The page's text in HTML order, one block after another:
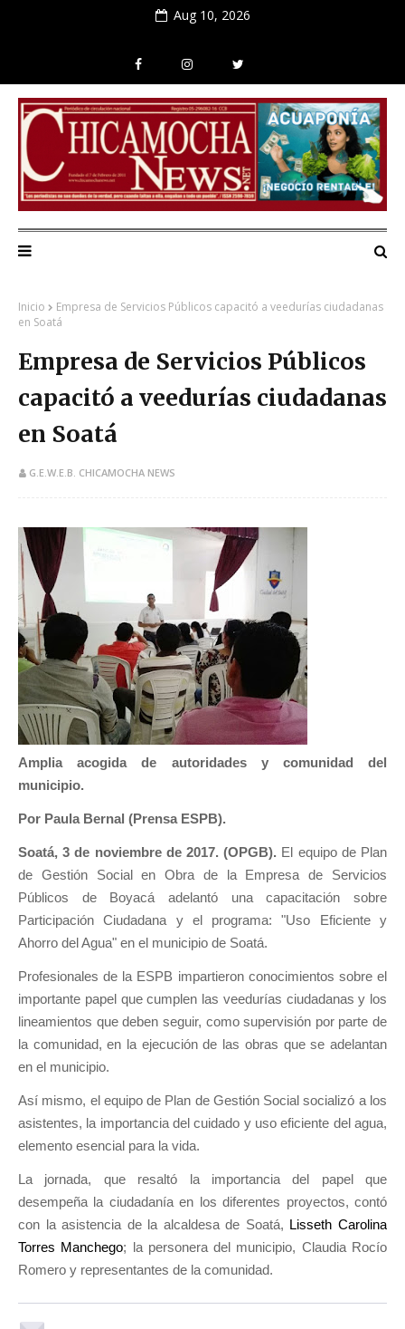
Aug 10, 2026
Inicio
Empresa de Servicios Públicos capacitó a veedurías ciudadanas
en Soatá
Empresa de Servicios Públicos
capacitó a veedurías ciudadanas
en Soatá
G.E.W.E.B. CHICAMOCHA NEWS
Amplia acogida de autoridades y comunidad del
municipio.
Por Paula Bernal (Prensa ESPB).
Soatá, 3 de noviembre de 2017. (OPGB). El equipo de Plan
de Gestión Social en Obra de la Empresa de Servicios
Públicos de Boyacá adelantó una capacitación sobre
Participación Ciudadana y el programa: "Uso Eficiente y
Ahorro del Agua" en el municipio de Soatá.
Profesionales de la ESPB impartieron conocimientos sobre el
importante papel que cumplen las veedurías ciudadanas y los
lineamientos que deben seguir, como supervisión por parte de
la comunidad, en la ejecución de las obras que se adelantan
en el municipio.
Así mismo, el equipo de Plan de Gestión Social socializó a los
asistentes, la importancia del cuidado y uso eficiente del agua,
elemento esencial para la vida.
La jornada, que resaltó la importancia del papel que
desempeña la ciudadanía en los diferentes proyectos, contó
con la asistencia de la alcaldesa de Soatá, Lisseth Carolina
Torres Manchego; la personera del municipio, Claudia Rocío
Romero y representantes de la comunidad.